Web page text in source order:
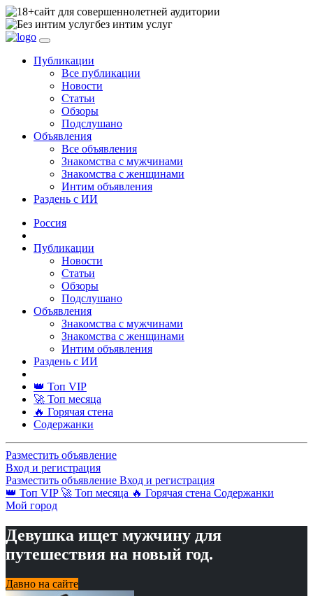
сайт для совершеннолетней аудитории
без интим услуг
Публикации
Все публикации
Новости
Статьи
Обзоры
Подслушано
Объявления
Все объявления
Знакомства с мужчинами
Знакомства с женщинами
Интим объявления
Раздень с ИИ
Россия
Публикации
Новости
Статьи
Обзоры
Подслушано
Объявления
Знакомства с мужчинами
Знакомства с женщинами
Интим объявления
Раздень с ИИ
👑 Топ VIP
🚀 Топ месяца
🔥 Горячая стена
Содержанки
Разместить объявление
Вход и регистрация
Разместить объявление Вход и регистрация
👑 Топ VIP 🚀 Топ месяца 🔥 Горячая стена Содержанки
Мой город
Девушка ищет мужчину для
путешествия на новый год.
Давно на сайте